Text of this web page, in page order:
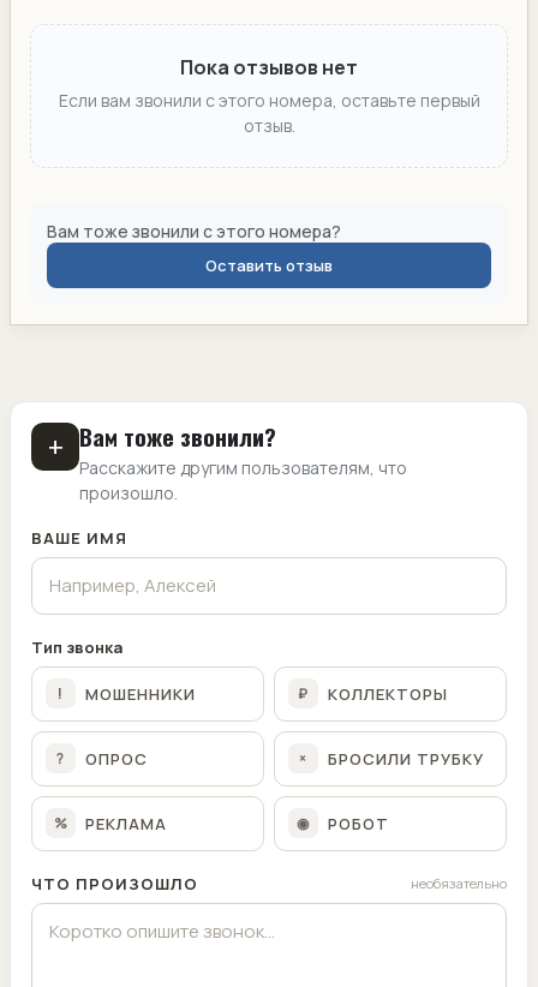
Пока отзывов нет
Если вам звонили с этого номера, оставьте первый
отзыв.
Вам тоже звонили с этого номера?
Оставить отзыв
+ Вам тоже звонили?
Расскажите другим пользователям, что
произошло.
ВАШЕ ИМЯ
Тип звонка
! МОШЕННИКИ ₽ КОЛЛЕКТОРЫ
? ОПРОС × БРОСИЛИ ТРУБКУ
% РЕКЛАМА ◉ РОБОТ
ЧТО ПРОИЗОШЛО необязательно